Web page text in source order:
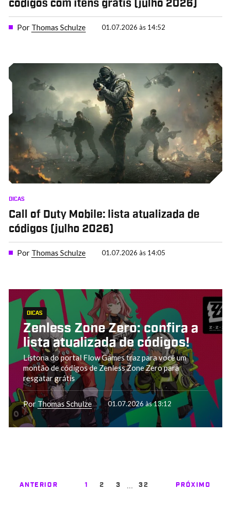
códigos com itens grátis (julho 2026)
Por Thomas Schulze 01.07.2026 às 14:52
DICAS
Call of Duty Mobile: lista atualizada de
códigos (julho 2026)
Por Thomas Schulze 01.07.2026 às 14:05
DICAS
Zenless Zone Zero: confira a
lista atualizada de códigos!
Listona do portal Flow Games traz para você um
montão de códigos de Zenless Zone Zero para
resgatar grátis
Por Thomas Schulze 01.07.2026 às 13:12
ANTERIOR 1 2 3 … 32 PRÓXIMO